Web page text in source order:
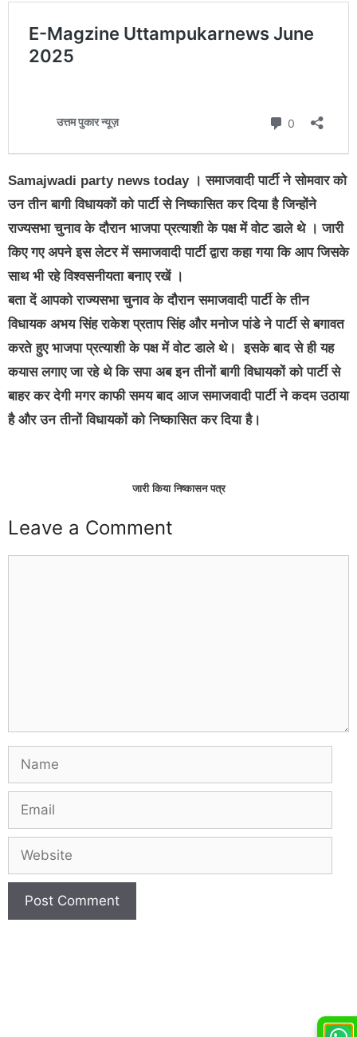
Samajwadi party news today । समाजवादी पार्टी ने सोमवार को
उन तीन बागी विधायकों को पार्टी से निष्कासित कर दिया है जिन्होंने
राज्यसभा चुनाव के दौरान भाजपा प्रत्याशी के पक्ष में वोट डाले थे । जारी
किए गए अपने इस लेटर में समाजवादी पार्टी द्वारा कहा गया कि आप जिसके
साथ भी रहे विश्वसनीयता बनाए रखें ।
बता दें आपको राज्यसभा चुनाव के दौरान समाजवादी पार्टी के तीन
विधायक अभय सिंह राकेश प्रताप सिंह और मनोज पांडे ने पार्टी से बगावत
करते हुए भाजपा प्रत्याशी के पक्ष में वोट डाले थे। इसके बाद से ही यह
कयास लगाए जा रहे थे कि सपा अब इन तीनों बागी विधायकों को पार्टी से
बाहर कर देगी मगर काफी समय बाद आज समाजवादी पार्टी ने कदम उठाया
है और उन तीनों विधायकों को निष्कासित कर दिया है।
जारी किया निष्कासन पत्र
Leave a Comment